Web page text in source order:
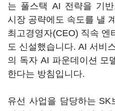
는 풀스택 AI 전략을 기
시장 공략에도 속도를 낼
최고경영자(CEO) 직속 엔
도 신설했습니다. AI 서비
의 독자 AI 파운데이션 모
한다는 방침입니다.
유선 사업을 담당하는 SK